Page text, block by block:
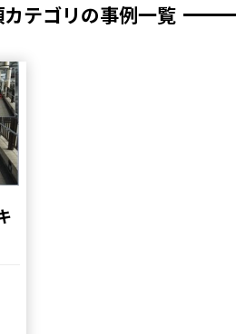
テゴリの事例一覧